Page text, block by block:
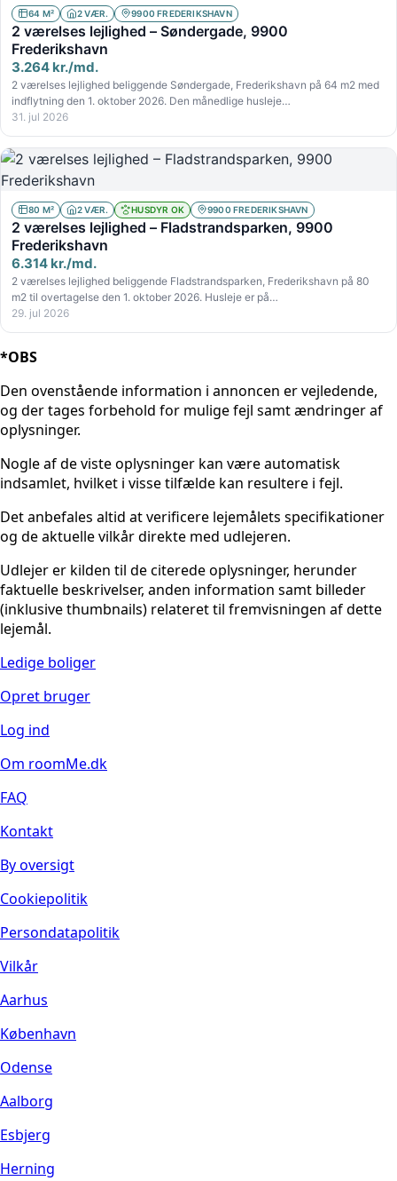
64 M² 2 VÆR. 9900 FREDERIKSHAVN
2 værelses lejlighed – Søndergade, 9900
Frederikshavn
3.264 kr./md.
2 værelses lejlighed beliggende Søndergade, Frederikshavn på 64 m2 med
indflytning den 1. oktober 2026. Den månedlige husleje…
31. jul 2026
80 M² 2 VÆR. HUSDYR OK 9900 FREDERIKSHAVN
2 værelses lejlighed – Fladstrandsparken, 9900
Frederikshavn
6.314 kr./md.
2 værelses lejlighed beliggende Fladstrandsparken, Frederikshavn på 80
m2 til overtagelse den 1. oktober 2026. Husleje er på…
29. jul 2026
*OBS
Den ovenstående information i annoncen er vejledende,
og der tages forbehold for mulige fejl samt ændringer af
oplysninger.
Nogle af de viste oplysninger kan være automatisk
indsamlet, hvilket i visse tilfælde kan resultere i fejl.
Det anbefales altid at verificere lejemålets specifikationer
og de aktuelle vilkår direkte med udlejeren.
Udlejer er kilden til de citerede oplysninger, herunder
faktuelle beskrivelser, anden information samt billeder
(inklusive thumbnails) relateret til fremvisningen af dette
lejemål.
Ledige boliger
Opret bruger
Log ind
Om roomMe.dk
FAQ
Kontakt
By oversigt
Cookiepolitik
Persondatapolitik
Vilkår
Aarhus
København
Odense
Aalborg
Esbjerg
Herning